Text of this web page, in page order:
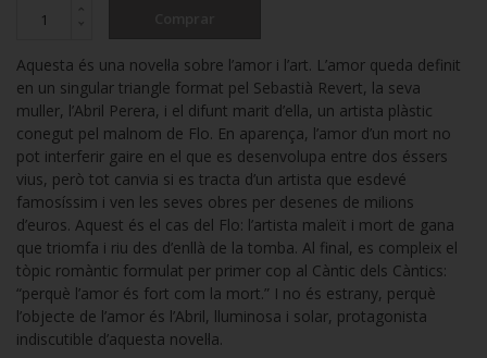
Aquesta és una novel·la sobre l’amor i l’art. L’amor queda definit
en un singular triangle format pel Sebastià Revert, la seva
muller, l’Abril Perera, i el difunt marit d’ella, un artista plàstic
conegut pel malnom de Flo. En aparença, l’amor d’un mort no
pot interferir gaire en el que es desenvolupa entre dos éssers
vius, però tot canvia si es tracta d’un artista que esdevé
famosíssim i ven les seves obres per desenes de milions
d’euros. Aquest és el cas del Flo: l’artista maleït i mort de gana
que triomfa i riu des d’enllà de la tomba. Al final, es compleix el
tòpic romàntic formulat per primer cop al Càntic dels Càntics:
“perquè l’amor és fort com la mort.” I no és estrany, perquè
l’objecte de l’amor és l’Abril, lluminosa i solar, protagonista
indiscutible d’aquesta novel·la.